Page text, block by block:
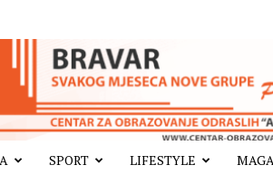
SPORT LIFESTYLE